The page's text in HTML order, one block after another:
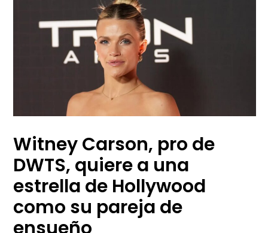
Witney Carson, pro de
DWTS, quiere a una
estrella de Hollywood
como su pareja de